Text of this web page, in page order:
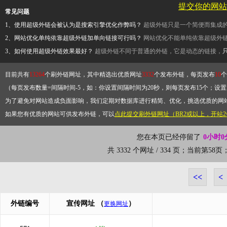
常见问题
1、使用超级外链会被认为是搜索引擎优化作弊吗？ 超级外链只是一个简便而集成
2、网站优化单纯依靠超级外链加单向链接可行吗？ 网站优化不能单纯依靠超级外
3、如何使用超级外链效果最好？ 超级外链不同于普通的外链，它是动态的链接，
目前共有13264个刷外链网址，其中精选出优质网址3332个发布外链，每页发布10
（每页发布数量=间隔时间-5，如：你设置间隔时间为20秒，则每页发布15个；
为了避免对网站造成负面影响，我们定期对数据库进行精简、优化，挑选优质的
如果您有优质的网站可供发布外链，可以点此提交刷外链网址（BR2或以上，开站
您在本页已经停留了 0小时0
共 3332 个网址 / 334 页；当前第58页
<< <
外链编号 宣传网址 （更换网址 ）
提交你的网站